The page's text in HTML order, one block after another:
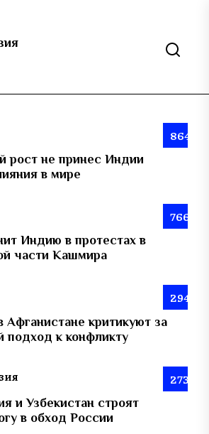
864
рост не принес Индии
в мире
766
Индию в протестах в
части Кашмира
294
критикуют за
подход к конфликту
273
и Узбекистан строят
в обход России